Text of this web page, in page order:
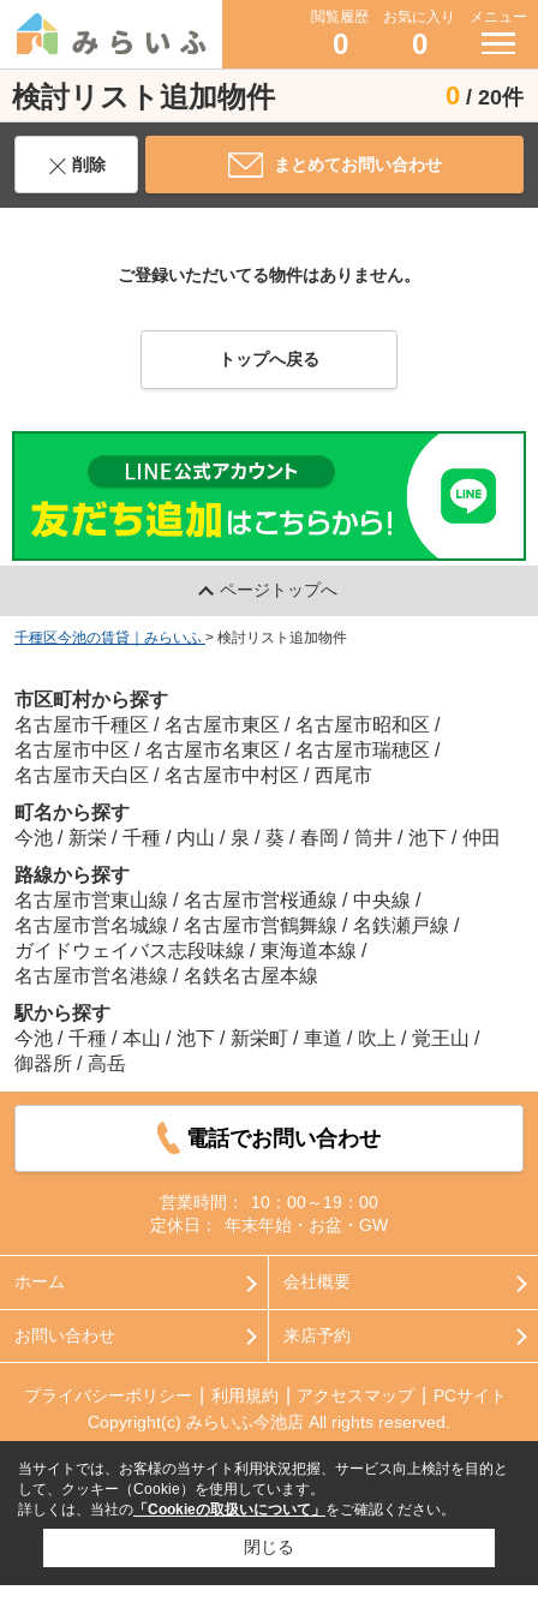
閲覧履歴
0
お気に入り
0
メニュー
検討リスト追加物件 0 / 20件
削除 まとめてお問い合わせ
ご登録いただいてる物件はありません。
トップへ戻る
ページトップへ
千種区今池の賃貸｜みらいふ > 検討リスト追加物件
市区町村から探す
名古屋市千種区 / 名古屋市東区 / 名古屋市昭和区 /
名古屋市中区 / 名古屋市名東区 / 名古屋市瑞穂区 /
名古屋市天白区 / 名古屋市中村区 / 西尾市
町名から探す
今池 / 新栄 / 千種 / 内山 / 泉 / 葵 / 春岡 / 筒井 / 池下 / 仲田
路線から探す
名古屋市営東山線 / 名古屋市営桜通線 / 中央線 /
名古屋市営名城線 / 名古屋市営鶴舞線 / 名鉄瀬戸線 /
ガイドウェイバス志段味線 / 東海道本線 /
名古屋市営名港線 / 名鉄名古屋本線
駅から探す
今池 / 千種 / 本山 / 池下 / 新栄町 / 車道 / 吹上 / 覚王山 /
御器所 / 高岳
電話でお問い合わせ
営業時間：
10：00～19：00
定休日：
年末年始・お盆・GW
ホーム 会社概要
お問い合わせ 来店予約
プライバシーポリシー 利用規約 アクセスマップ
PCサイト
Copyright(c) みらいふ今池店 All rights reserved.
当サイトでは、お客様の当サイト利用状況把握、サービス向上検討を目的と
して、クッキー（Cookie）を使用しています。
詳しくは、当社の 「Cookieの取扱いについて」 をご確認ください。
閉じる